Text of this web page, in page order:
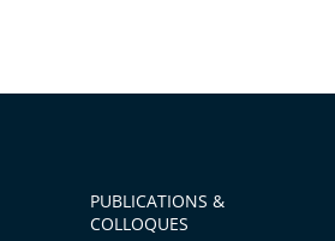
PUBLICATIONS &
COLLOQUES